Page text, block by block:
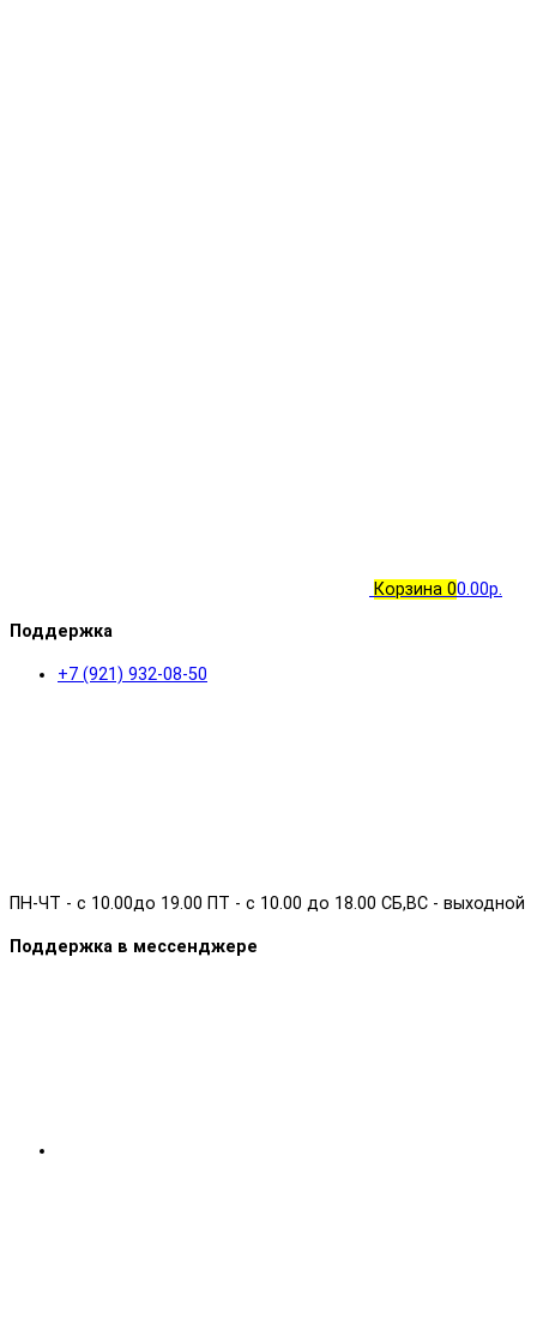
Корзина 00.00р.
Поддержка
+7 (921) 932-08-50
ПН-ЧТ - с 10.00до 19.00 ПТ - с 10.00 до 18.00 СБ,ВС - выходной
Поддержка в мессенджере